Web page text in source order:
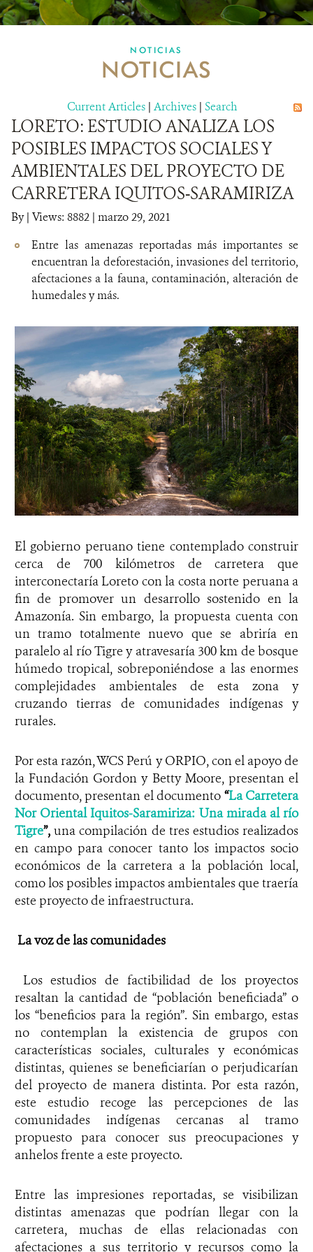
MECANISMO DE ATENCIÓN DE QUEJAS Y RECLAMOS
DONA
NOTICIAS
NOTICIAS
Current Articles | Archives | Search
LORETO: ESTUDIO ANALIZA LOS
POSIBLES IMPACTOS SOCIALES Y
AMBIENTALES DEL PROYECTO DE
CARRETERA IQUITOS-SARAMIRIZA
By| Views: 8882 | marzo 29, 2021
Entre las amenazas reportadas más importantes se
encuentran la deforestación, invasiones del territorio,
afectaciones a la fauna, contaminación, alteración de
humedales y más.
El gobierno peruano tiene contemplado construir
cerca de 700 kilómetros de carretera que
interconectaría Loreto con la costa norte peruana a
fin de promover un desarrollo sostenido en la
Amazonía. Sin embargo, la propuesta cuenta con
un tramo totalmente nuevo que se abriría en
paralelo al río Tigre y atravesaría 300 km de bosque
húmedo tropical, sobreponiéndose a las enormes
complejidades ambientales de esta zona y
cruzando tierras de comunidades indígenas y
rurales.
Por esta razón, WCS Perú y ORPIO, con el apoyo de
la Fundación Gordon y Betty Moore, presentan el
documento, presentan el documento “La Carretera
Nor Oriental Iquitos-Saramiriza: Una mirada al río
Tigre”,una compilación de tres estudios realizados
en campo para conocer tanto los impactos socio
económicos de la carretera a la población local,
como los posibles impactos ambientales que traería
este proyecto de infraestructura.
La voz de las comunidades
Los estudios de factibilidad de los proyectos
resaltan la cantidad de “población beneficiada” o
los “beneficios para la región”. Sin embargo, estas
no contemplan la existencia de grupos con
características sociales, culturales y económicas
distintas, quienes se beneficiarían o perjudicarían
del proyecto de manera distinta. Por esta razón,
este estudio recoge las percepciones de las
comunidades indígenas cercanas al tramo
propuesto para conocer sus preocupaciones y
anhelos frente a este proyecto.
Entre las impresiones reportadas, se visibilizan
distintas amenazas que podrían llegar con la
carretera, muchas de ellas relacionadas con
afectaciones a sus territorio y recursos como la